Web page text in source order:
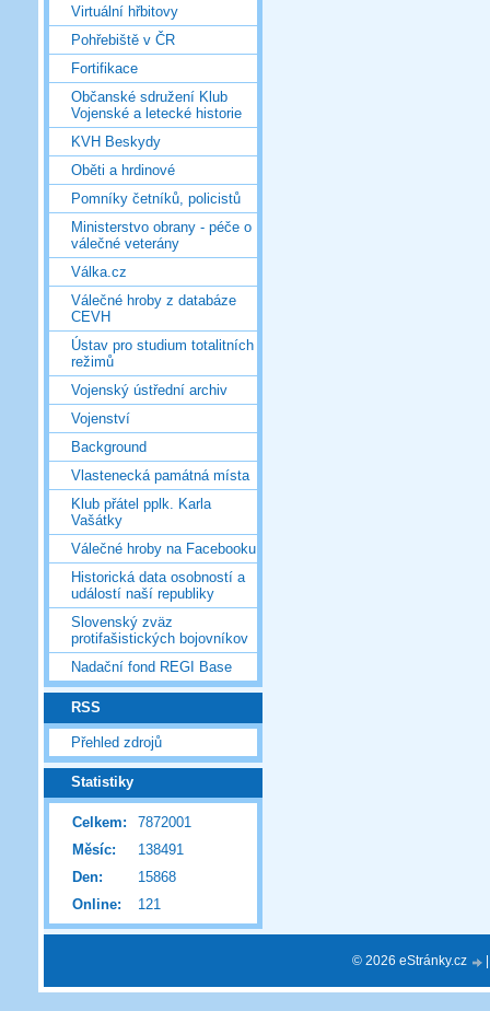
Virtuální hřbitovy
Pohřebiště v ČR
Fortifikace
Občanské sdružení Klub
Vojenské a letecké historie
KVH Beskydy
Oběti a hrdinové
Pomníky četníků, policistů
Ministerstvo obrany - péče o
válečné veterány
Válka.cz
Válečné hroby z databáze
CEVH
Ústav pro studium totalitních
režimů
Vojenský ústřední archiv
Vojenství
Background
Vlastenecká památná místa
Klub přátel pplk. Karla
Vašátky
Válečné hroby na Facebooku
Historická data osobností a
událostí naší republiky
Slovenský zväz
protifašistických bojovníkov
Nadační fond REGI Base
RSS
Přehled zdrojů
Statistiky
Online: 121
Celkem:
7872001
Měsíc:
138491
Den:
15868
© 2026 eStránky.cz